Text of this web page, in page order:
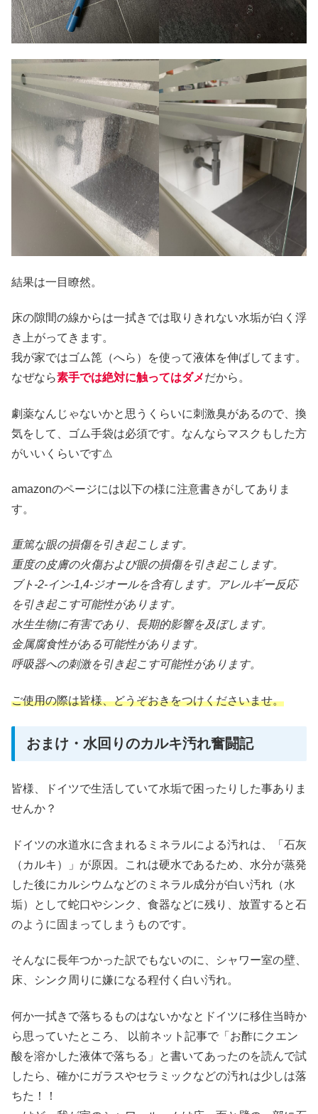
結果は一目瞭然。
床の隙間の線からは一拭きでは取りきれない水垢が白く浮
き上がってきます。
我が家ではゴム箆（へら）を使って液体を伸ばしてます。
なぜなら素手では絶対に触ってはダメだから。
劇薬なんじゃないかと思うくらいに刺激臭があるので、換
気をして、ゴム手袋は必須です。なんならマスクもした方
がいいくらいです⚠️
amazonのページには以下の様に注意書きがしてありま
す。
重篤な眼の損傷を引き起こします。
重度の皮膚の火傷および眼の損傷を引き起こします。
ブト-2-イン-1,4-ジオールを含有します。アレルギー反応
を引き起こす可能性があります。
水生生物に有害であり、長期的影響を及ぼします。
金属腐食性がある可能性があります。
呼吸器への刺激を引き起こす可能性があります。
ご使用の際は皆様、どうぞおきをつけくださいませ。
おまけ・水回りのカルキ汚れ奮闘記
皆様、ドイツで生活していて水垢で困ったりした事ありま
せんか？
ドイツの水道水に含まれるミネラルによる汚れは、「石灰
（カルキ）」が原因。これは硬水であるため、水分が蒸発
した後にカルシウムなどのミネラル成分が白い汚れ（水
垢）として蛇口やシンク、食器などに残り、放置すると石
のように固まってしまうものです。
そんなに長年つかった訳でもないのに、シャワー室の壁、
床、シンク周りに嫌になる程付く白い汚れ。
何か一拭きで落ちるものはないかなとドイツに移住当時か
ら思っていたところ、 以前ネット記事で「お酢にクエン
酸を溶かした液体で落ちる」と書いてあったのを読んで試
したら、確かにガラスやセラミックなどの汚れは少しは落
ちた！！